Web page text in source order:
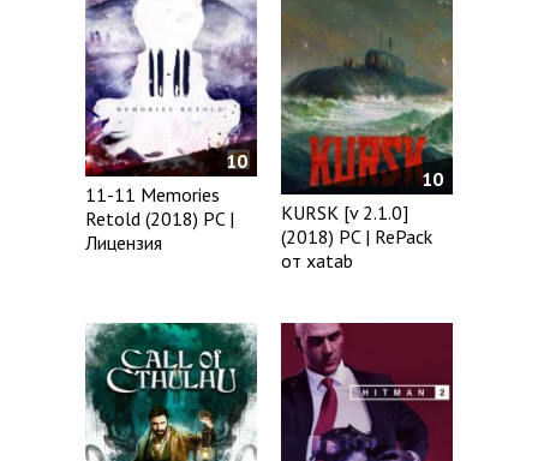
10
11-11 Memories
Retold (2018) PC |
Лицензия
10
KURSK [v 2.1.0]
(2018) PC | RePack
от xatab